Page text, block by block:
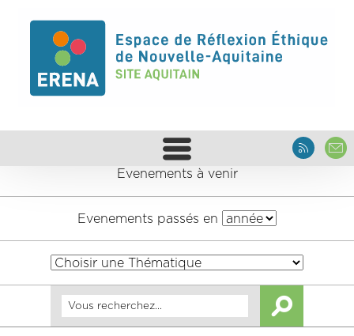
Evenements à venir
Evenements passés en